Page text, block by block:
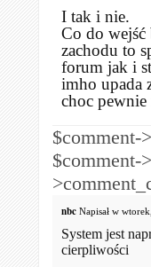
I tak i nie.
Co do wejść
zachodu to
forum jak i
imho upada
choc
$comment-
nbc Napisał w
System jest
cierpliwości